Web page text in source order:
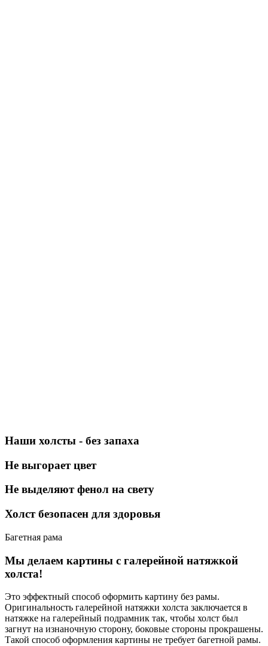
Наши холсты - без запаха
Не выгорает цвет
Не выделяют фенол на свету
Холст безопасен для здоровья
Багетная рама
Мы делаем картины с галерейной натяжкой
холста!
Это эффектный способ оформить картину без рамы.
Оригинальность галерейной натяжки холста заключается в
натяжке на галерейный подрамник так, чтобы холст был
загнут на изнаночную сторону, боковые стороны прокрашены.
Такой способ оформления картины не требует багетной рамы.